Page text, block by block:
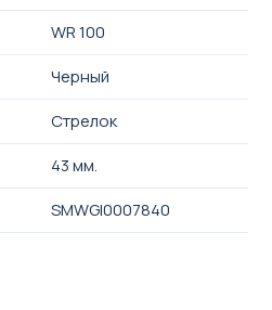
WR 100
Черный
Стрелок
43 мм.
SMWGI0007840